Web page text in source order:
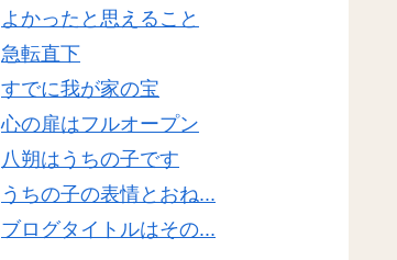
よかったと思えること
急転直下
すでに我が家の宝
心の扉はフルオープン
八朔はうちの子です
うちの子の表情とおね...
ブログタイトルはその...